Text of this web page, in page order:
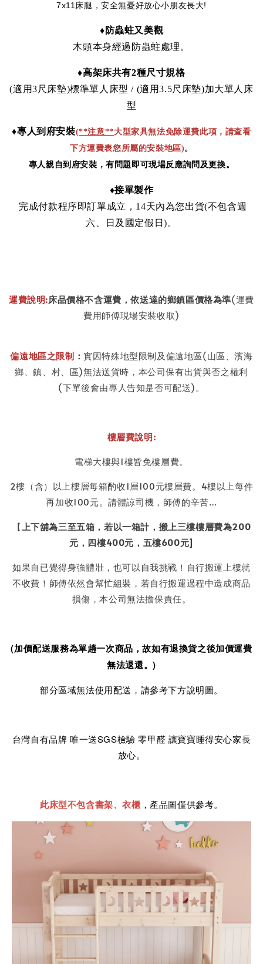
7x11床腿，安全無憂好放心小朋友長大!
♦ 防蟲蛀又美觀
木頭本身經過防蟲蛀處理。
♦高架床共有2種尺寸規格
(適用3尺 床墊)標準單人床型 / (適用3.5尺床墊)加大單人床
型
♦專人到府安裝(**注意**大型家具無法免除運費此項，請查看
下方運費表您所屬的安裝地區)。
專人親自到府安裝，有問題即可現場反應詢問及更換。
♦接單製作
完成付款程序即訂單成立，14天內為您出貨(不包含週
六、日及國定假日)。
運費說明:床品價格不含運費 ，依送達的鄉鎮區價格為準(運費
費用師傅現場安裝收取)
偏遠地區之限制 ：實因特殊地型限制及偏遠地區(山區、濱海
鄉、鎮、村、區)無法送貨時，本公司保有出貨與否之權利
(下單後會由專人告知是否可配送)。
樓層費說明:
電梯大樓與1樓皆免樓層費。
2樓（含）以上樓層每箱酌收1層100元樓層費。4樓以上每件
再加收100元。請體諒司機，師傅的辛苦…
【 上下舖為三至五箱，若以一箱計，搬上三樓樓層費為200
元，四樓400元，五樓600元]
如果自已覺得身強體壯，也可以自我挑戰！自行搬運上樓就
不收費！師傅依然會幫忙組裝，若自行搬運過程中造成商品
損傷，本公司無法擔保責任。
(加價配送服務為單趟一次商品，故如有退換貨之後加價運費
無法退還。)
部分區域無法使用配送，請參考下方說明圖。
台灣自有品牌 唯一送SGS檢驗 零甲醛 讓寶寶睡得安心家長
放心。
此床型不包含書架、衣櫃 ，產品圖僅供參考。